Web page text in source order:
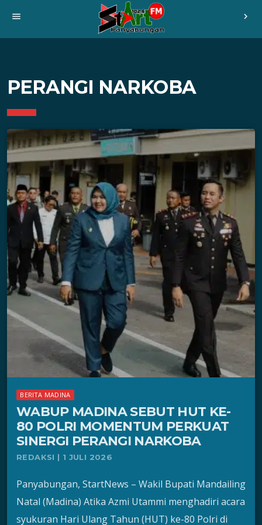
menu chevron_right
PERANGI NARKOBA
BERITA MADINA
WABUP MADINA SEBUT HUT KE-
80 POLRI MOMENTUM PERKUAT
SINERGI PERANGI NARKOBA
REDAKSI | 1 JULI 2026
Panyabungan, StartNews – Wakil Bupati Mandailing
Natal (Madina) Atika Azmi Utammi menghadiri acara
syukuran Hari Ulang Tahun (HUT) ke-80 Polri di